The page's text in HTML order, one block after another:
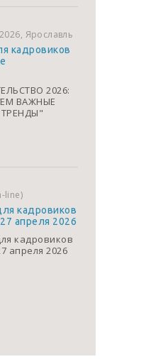
Ярославль
кадровиков
2026:
ВАЖНЫЕ
line)
кадровиков
апреля 2026
кадровиков
апреля 2026